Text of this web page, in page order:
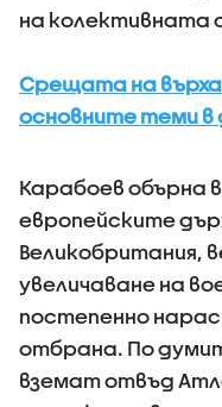
на колективната
Срещата на върха
основните теми в
Карабоев обърна
европейските
Великобритания,
увеличаване на
постепенно
отбрана. По
вземат отвъд